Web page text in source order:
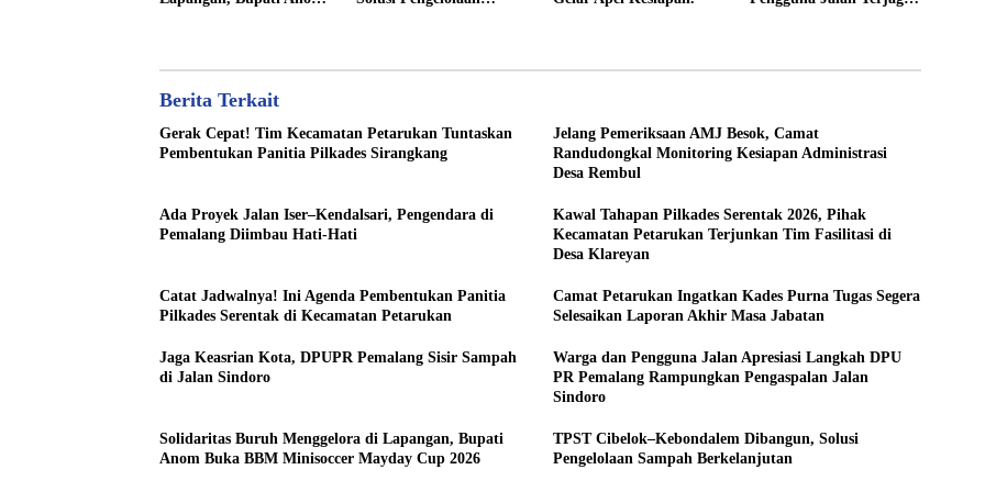
Berita Terkait
Gerak Cepat! Tim Kecamatan Petarukan Tuntaskan
Pembentukan Panitia Pilkades Sirangkang
Jelang Pemeriksaan AMJ Besok, Camat
Randudongkal Monitoring Kesiapan Administrasi
Desa Rembul
Ada Proyek Jalan Iser–Kendalsari, Pengendara di
Pemalang Diimbau Hati-Hati
Kawal Tahapan Pilkades Serentak 2026, Pihak
Kecamatan Petarukan Terjunkan Tim Fasilitasi di
Desa Klareyan
Catat Jadwalnya! Ini Agenda Pembentukan Panitia
Pilkades Serentak di Kecamatan Petarukan
Camat Petarukan Ingatkan Kades Purna Tugas Segera
Selesaikan Laporan Akhir Masa Jabatan
Jaga Keasrian Kota, DPUPR Pemalang Sisir Sampah
di Jalan Sindoro
Warga dan Pengguna Jalan Apresiasi Langkah DPU
PR Pemalang Rampungkan Pengaspalan Jalan
Sindoro
Solidaritas Buruh Menggelora di Lapangan, Bupati
Anom Buka BBM Minisoccer Mayday Cup 2026
TPST Cibelok–Kebondalem Dibangun, Solusi
Pengelolaan Sampah Berkelanjutan